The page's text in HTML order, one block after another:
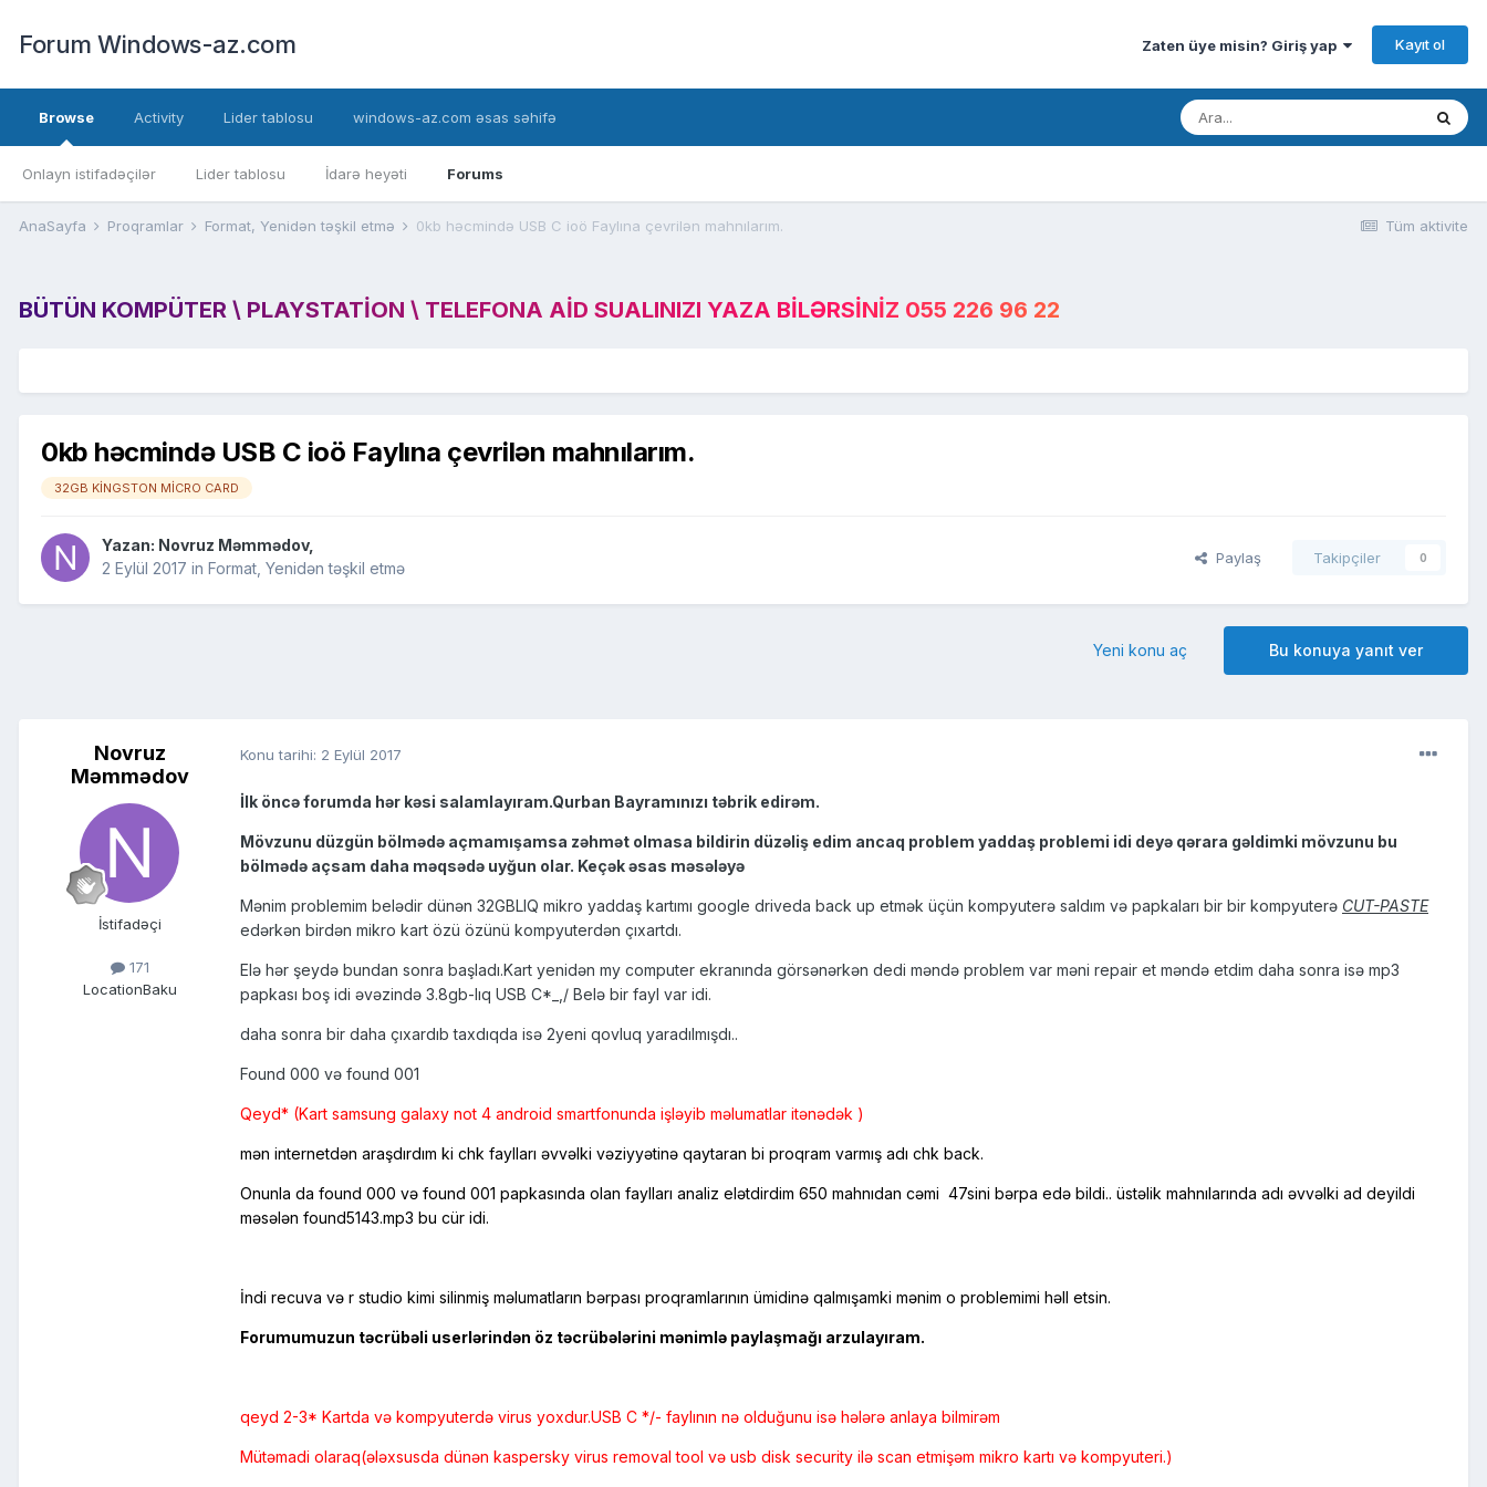
Forum Windows-az.com Zaten üye misin? Giriş yap Kayıt ol
Browse
Onlayn istifadəçilər Lider tablosu İdarə heyəti Forums
Activity Lider tablosu windows-az.com əsas səhifə
Tüm aktivite
AnaSayfa Proqramlar Format, Yenidən təşkil etmə 0kb həcmində USB C ioö Faylına çevrilən mahnılarım.
BÜTÜN KOMPÜTER \ PLAYSTATION \ TELEFONA AID SUALINIZI YAZA BILƏRSINIZ 055 226 96 22
0kb həcmində USB C ioö Faylına çevrilən mahnılarım.
32GB KİNGSTON MİCRO CARD
Yazan: Novruz Məmmədov,
2 Eylül 2017 in Format, Yenidən təşkil etmə
Paylaş Takipçiler 0
Bu konuya yanıt ver
Yeni konu aç
Novruz
Məmmədov
İstifadəçi
171
LocationBaku
Konu tarihi: 2 Eylül 2017
İlk öncə forumda hər kəsi salamlayıram.Qurban Bayramınızı təbrik edirəm.
Mövzunu düzgün bölmədə açmamışamsa zəhmət olmasa bildirin düzəliş edim ancaq problem yaddaş problemi idi deyə qərara gəldimki mövzunu bu
bölmədə açsam daha məqsədə uyğun olar. Keçək əsas məsələyə
Mənim problemim belədir dünən 32GBLIQ mikro yaddaş kartımı google driveda back up etmək üçün kompyuterə saldım və papkaları bir bir kompyuterə CUT-PASTE
edərkən birdən mikro kart özü özünü kompyuterdən çıxartdı.
Elə hər şeydə bundan sonra başladı.Kart yenidən my computer ekranında görsənərkən dedi məndə problem var məni repair et məndə etdim daha sonra isə mp3
papkası boş idi əvəzində 3.8gb-lıq USB C*_,/ Belə bir fayl var idi.
daha sonra bir daha çıxardıb taxdıqda isə 2yeni qovluq yaradılmışdı..
Found 000 və found 001
Qeyd* (Kart samsung galaxy not 4 android smartfonunda işləyib məlumatlar itənədək )
mən internetdən araşdırdım ki chk faylları əvvəlki vəziyyətinə qaytaran bi proqram varmış adı chk back.
Onunla da found 000 və found 001 papkasında olan faylları analiz elətdirdim 650 mahnıdan cəmi 47sini bərpa edə bildi.. üstəlik mahnılarında adı əvvəlki ad deyildi
məsələn found5143.mp3 bu cür idi.
İndi recuva və r studio kimi silinmiş məlumatların bərpası proqramlarının ümidinə qalmışamki mənim o problemimi həll etsin.
Forumumuzun təcrübəli userlərindən öz təcrübələrini mənimlə paylaşmağı arzulayıram.
qeyd 2-3* Kartda və kompyuterdə virus yoxdur.USB C */- faylının nə olduğunu isə hələrə anlaya bilmirəm
Mütəmadi olaraq(ələxsusda dünən kaspersky virus removal tool və usb disk security ilə scan etmişəm mikro kartı və kompyuteri.)